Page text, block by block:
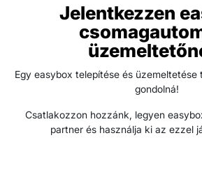
Jelentkezzen
Egy easybox telepítése és üzemeltetése
gondolná!
Csatlakozzon hozzánk, legyen
partner és használja ki az ezzel